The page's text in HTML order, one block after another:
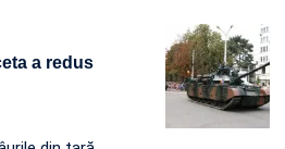
a redus